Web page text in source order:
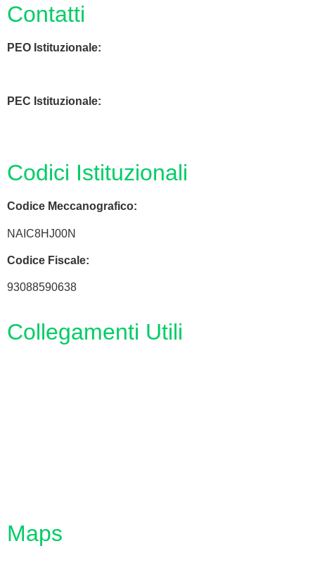
Contatti
PEO Istituzionale:
PEC Istituzionale:
Codici Istituzionali
Codice Meccanografico:
NAIC8HJ00N
Codice Fiscale:
93088590638
Collegamenti Utili
Maps